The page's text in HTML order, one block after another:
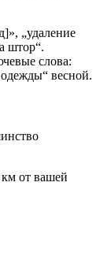
„удаление
штор“.
слова:
весной.
от вашей